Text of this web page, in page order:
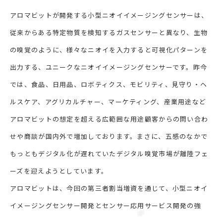
アロマビットが開発する小型ニオイイメージングセンサーは、
従来からある特定物質を検知するガスセンサーと異なり、生物
の嗅覚のように、様々なニオイを入力すると可視化パターンを
出力する、ユニークなニオイイメージングセンサーです。昨今
では、食品、日用品、ロボティクス、モビリティ、見守り・ヘ
ルスケア、アグリカルチャー、マーケティング、産業用途など
アロマビットの想定を超える広範囲な用途顧客からの問い合わ
せや商談が国内外で増加しております。まさに、五感のなかで
もっともデジタル化が遅れていたデジタル嗅覚市場が離陸フェ
ーズを迎えようとしています。
アロマビットは、今回の第三者割当増資を通じて、小型ニオイ
イメージングセンサー開発とセンサー応用サービス開発の強